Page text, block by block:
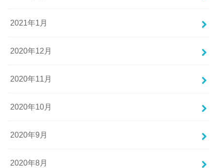
2021年1月
2020年12月
2020年11月
2020年10月
2020年9月
2020年8月